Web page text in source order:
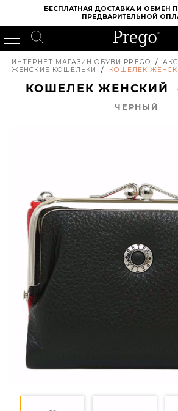
БЕСПЛАТНАЯ ДОСТАВКА И ОБМЕН
ПРЕДВАРИТЕЛЬНОЙ
ИНТЕРНЕТ МАГАЗИН ОБУВИ PREGO /
ЖЕНСКИЕ КОШЕЛЬКИ
/ КОШЕЛЕК
КОШЕЛЕК ЖЕНСКИЙ
ЧЕРНЫЙ